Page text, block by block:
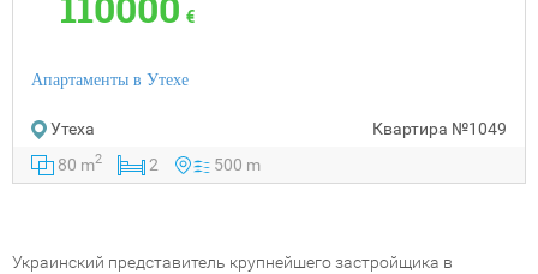
€
Апартаменты в Утехе
Утеха Квартира №1049
80 m2 2 500 m
Украинский представитель крупнейшего застройщика в